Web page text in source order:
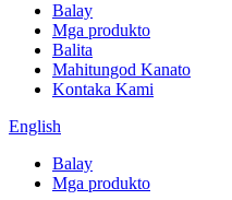
Balay
Mga produkto
Balita
Mahitungod Kanato
Kontaka Kami
English
Balay
Mga produkto